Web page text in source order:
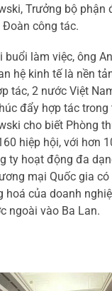
Trưởng bộ phận
công tác.
làm việc, ông
hệ kinh tế là nền
tác, 2 nước Việt
đẩy hợp tác trong
cho biết Phòng
hiệp hội, với hơn
ty hoạt động đa
mại Quốc gia
hoá của doanh
ngoài vào Ba Lan.